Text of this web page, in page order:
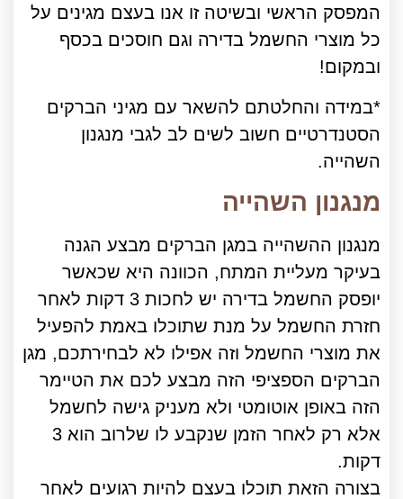
המפסק הראשי ובשיטה זו אנו בעצם מגינים על
כל מוצרי החשמל בדירה וגם חוסכים בכסף
ובמקום!
*במידה והחלטתם להשאר עם מגיני הברקים
הסטנדרטיים חשוב לשים לב לגבי מנגנון
השהייה.
מנגנון השהייה
מנגנון ההשהייה במגן הברקים מבצע הגנה
בעיקר מעליית המתח, הכוונה היא שכאשר
יופסק החשמל בדירה יש לחכות 3 דקות לאחר
חזרת החשמל על מנת שתוכלו באמת להפעיל
את מוצרי החשמל וזה אפילו לא לבחירתכם, מגן
הברקים הספציפי הזה מבצע לכם את הטיימר
הזה באופן אוטומטי ולא מעניק גישה לחשמל
אלא רק לאחר הזמן שנקבע לו שלרוב הוא 3
דקות.
בצורה הזאת תוכלו בעצם להיות רגועים לאחר